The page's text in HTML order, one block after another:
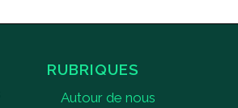
RUBRIQUES
Autour de nous